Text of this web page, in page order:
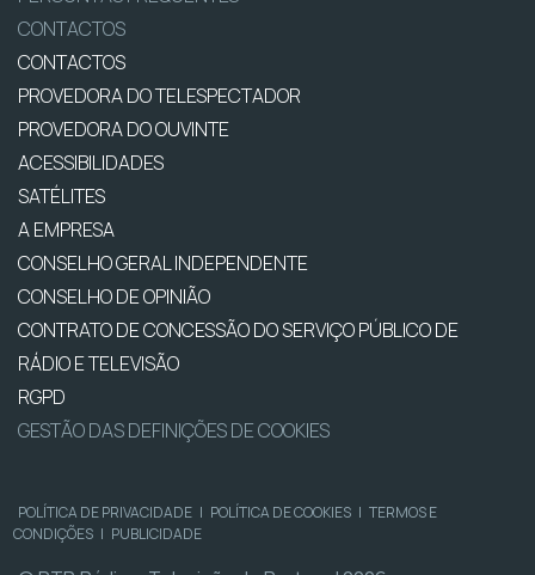
CONTACTOS
CONTACTOS
PROVEDORA DO TELESPECTADOR
PROVEDORA DO OUVINTE
ACESSIBILIDADES
SATÉLITES
A EMPRESA
CONSELHO GERAL INDEPENDENTE
CONSELHO DE OPINIÃO
CONTRATO DE CONCESSÃO DO SERVIÇO PÚBLICO DE
RÁDIO E TELEVISÃO
RGPD
GESTÃO DAS DEFINIÇÕES DE COOKIES
POLÍTICA DE PRIVACIDADE | POLÍTICA DE COOKIES | TERMOS E
CONDIÇÕES | PUBLICIDADE